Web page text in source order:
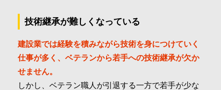
技術継承が難しくなっている
建設業では経験を積みながら技術を身につけていく
仕事が多く、ベテランから若手への技術継承が欠か
せません。
しかし、ベテラン職人が引退する一方で若手が少な